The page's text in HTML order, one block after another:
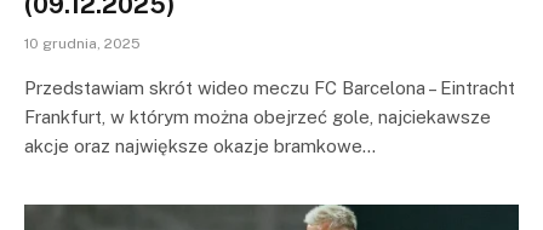
10 grudnia, 2025
Przedstawiam skrót wideo meczu FC Barcelona – Eintracht
Frankfurt, w którym można obejrzeć gole, najciekawsze
akcje oraz największe okazje bramkowe…